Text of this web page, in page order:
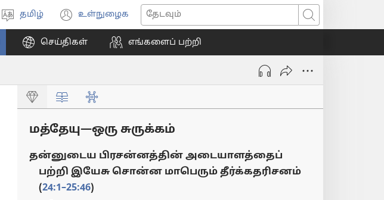
மொழியை
தேர்ந்தெடுங்கள்
தமிழ் உள்நுழைக
(opens
window)
தேடவும்
செய்திகள் எங்களைப் பற்றி
மத்தேயு—ஒரு சுருக்கம்
தன்னுடைய பிரசன்னத்தின் அடையாளத்தைப்
பற்றி இயேசு சொன்ன மாபெரும் தீர்க்கதரிசனம்
(24:1–25:46)